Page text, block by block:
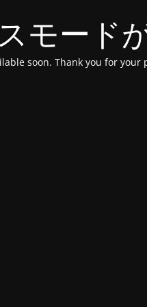
モード
soon. Thank you for your